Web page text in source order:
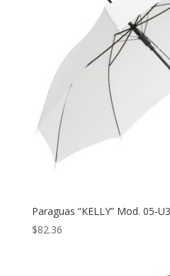
Paraguas “KELLY” Mod. 05-
$82.36